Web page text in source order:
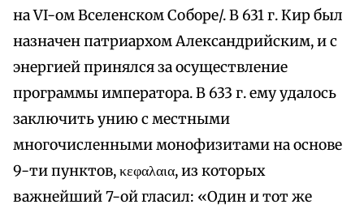
на VI-ом Вселенском Соборе/. В 631 г. Кир был
назначен патриархом Александрийским, и с
энергией принялся за осуществление
программы императора. В 633 г. ему удалось
заключить унию с местными
многочисленными монофизитами на основе
9-ти пунктов, κεφαλαια, из которых
важнейший 7-ой гласил: «Один и тот же